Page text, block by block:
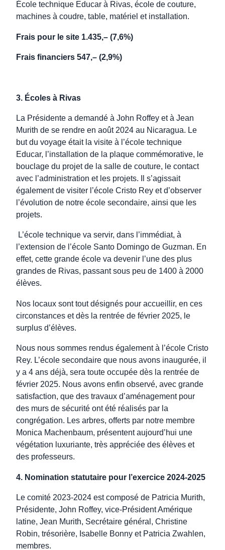
École technique Educar à Rivas, école de couture,
machines à coudre, table, matériel et installation.
Frais pour le site 1.435,– (7,6%)
Frais financiers 547,– (2,9%)
3. Écoles à Rivas
La Présidente a demandé à John Roffey et à Jean
Murith de se rendre en août 2024 au Nicaragua. Le
but du voyage était la visite à l’école technique
Educar, l’installation de la plaque commémorative, le
bouclage du projet de la salle de couture, le contact
avec l’administration et les projets. Il s’agissait
également de visiter l’école Cristo Rey et d’observer
l’évolution de notre école secondaire, ainsi que les
projets.
L’école technique va servir, dans l’immédiat, à
l’extension de l’école Santo Domingo de Guzman. En
effet, cette grande école va devenir l’une des plus
grandes de Rivas, passant sous peu de 1400 à 2000
élèves.
Nos locaux sont tout désignés pour accueillir, en ces
circonstances et dès la rentrée de février 2025, le
surplus d’élèves.
Nous nous sommes rendus également à l’école Cristo
Rey. L’école secondaire que nous avons inaugurée, il
y a 4 ans déjà, sera toute occupée dès la rentrée de
février 2025. Nous avons enfin observé, avec grande
satisfaction, que des travaux d’aménagement pour
des murs de sécurité ont été réalisés par la
congrégation. Les arbres, offerts par notre membre
Monica Machenbaum, présentent aujourd’hui une
végétation luxuriante, très appréciée des élèves et
des professeurs.
4. Nomination statutaire pour l’exercice 2024-2025
Le comité 2023-2024 est composé de Patricia Murith,
Présidente, John Roffey, vice-Président Amérique
latine, Jean Murith, Secrétaire général, Christine
Robin, trésorière, Isabelle Bonny et Patricia Zwahlen,
membres.